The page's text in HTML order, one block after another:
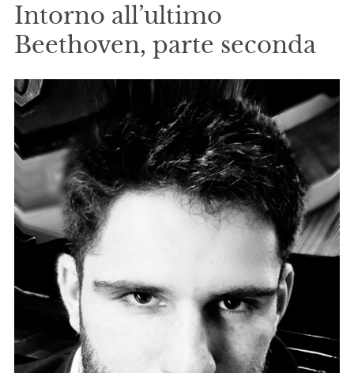
Intorno all’ultimo
Beethoven, parte seconda